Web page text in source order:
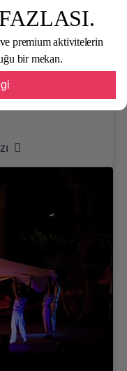
premium aktivitelerin
bir mekan.